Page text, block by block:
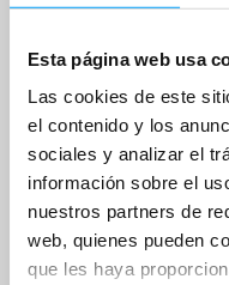
Esta página web usa
Las cookies de este
el contenido y los
sociales y analizar el
información sobre el
nuestros partners de
web, quienes pueden
que les haya